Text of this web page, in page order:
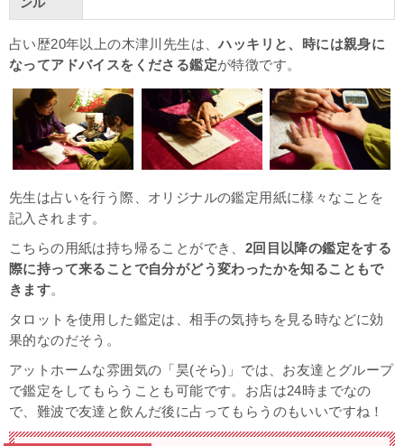
占い歴20年以上の木津川先生は、ハッキリと、時には親身に
なってアドバイスをくださる鑑定が特徴です。
先生は占いを行う際、オリジナルの鑑定用紙に様々なことを
記入されます。
こちらの用紙は持ち帰ることができ、 2回目以降の鑑定をする
際に持って来ることで自分がどう変わったかを知ることもで
きます。
タロットを使用した鑑定は、相手の気持ちを見る時などに効
果的なのだそう。
アットホームな雰囲気の「昊(そら)」では、お友達とグループ
で鑑定をしてもらうことも可能です。お店は24時までなの
で、難波で友達と飲んだ後に占ってもらうのもいいですね！